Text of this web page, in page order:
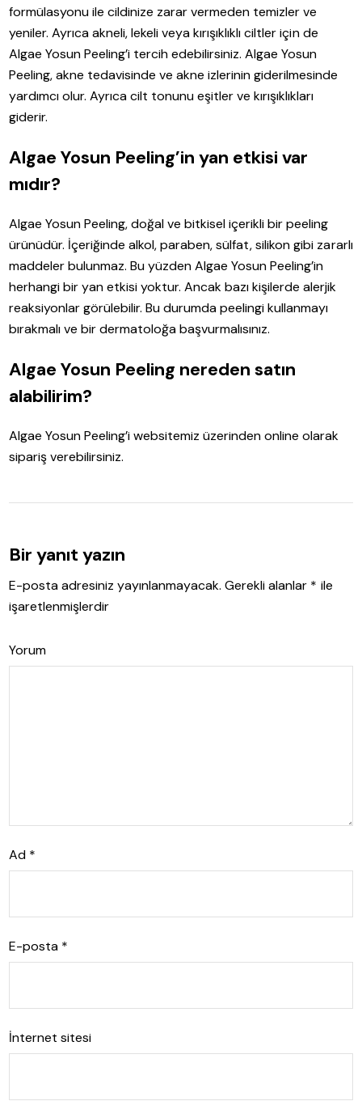
formülasyonu ile cildinize zarar vermeden temizler ve
yeniler. Ayrıca akneli, lekeli veya kırışıklıklı ciltler için de
Algae Yosun Peeling’i tercih edebilirsiniz. Algae Yosun
Peeling, akne tedavisinde ve akne izlerinin giderilmesinde
yardımcı olur. Ayrıca cilt tonunu eşitler ve kırışıklıkları
giderir.
Algae Yosun Peeling’in yan etkisi var
mıdır?
Algae Yosun Peeling, doğal ve bitkisel içerikli bir peeling
ürünüdür. İçeriğinde alkol, paraben, sülfat, silikon gibi zararlı
maddeler bulunmaz. Bu yüzden Algae Yosun Peeling’in
herhangi bir yan etkisi yoktur. Ancak bazı kişilerde alerjik
reaksiyonlar görülebilir. Bu durumda peelingi kullanmayı
bırakmalı ve bir dermatoloğa başvurmalısınız.
Algae Yosun Peeling nereden satın
alabilirim?
Algae Yosun Peeling’i websitemiz üzerinden online olarak
sipariş verebilirsiniz.
Bir yanıt yazın
E-posta adresiniz yayınlanmayacak. Gerekli alanlar * ile
işaretlenmişlerdir
Yorum
Ad *
E-posta *
İnternet sitesi